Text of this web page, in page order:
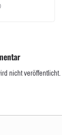
nicht veröffentlicht.